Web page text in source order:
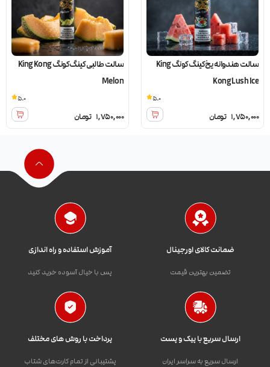
سالت هندوانه یخ کینگ کونگ King
Kong Lush Ice
1,750,000 تومان
5.0
سالت طالبی کینگ کونگ King Kong
Melon
1,750,000 تومان
5.0
ضمانت کالای اورجینال
تضمین بهترین قیمت
آموزش استفاده و راه اندازی
پس با خیال آسوده خرید کنید
ارسال سریع با پیک و پست
ارسال سریع به سراسر ایران
پرداخت با روش های مختلف
پشتیبانی از تمام کارت‌های شتاب